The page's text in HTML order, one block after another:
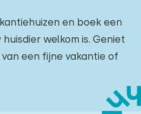
en boek een
welkom is. Geniet
een fijne vakantie of